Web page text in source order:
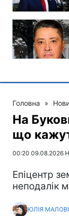
Головна »
На
що
00:20 09.08.2026
Епіцентр
неподалік
ЮЛІЯ